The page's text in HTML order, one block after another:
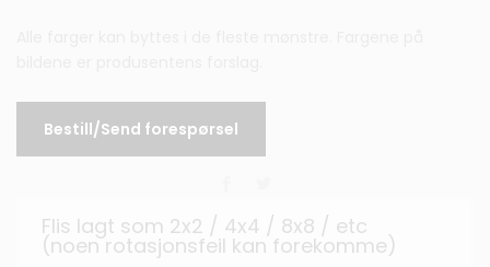
Bestill/Send forespørsel
Flis lagt som 2x2 / 4x4 / 8x8 / etc
(noen rotasjonsfeil kan forekomme)